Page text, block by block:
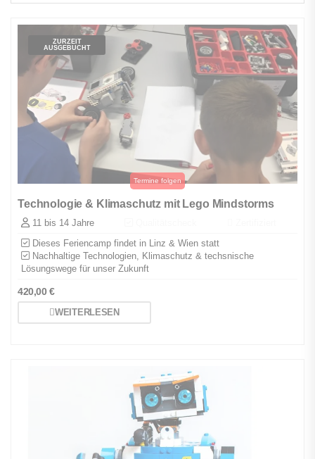
ZURZEIT
AUSGEBUCHT
Technologie & Klimaschutz mit Lego Mindstorms
11 bis 14 Jahre
Dieses Feriencamp findet in Linz & Wien statt
Nachhaltige Technologien, Klimaschutz & techsnische
Lösungswege für unser Zukunft
420,00€
WEITERLESEN